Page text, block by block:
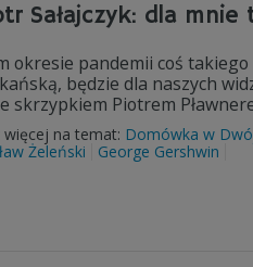
Sałajczyk: dla
okresie pandemii coś
będzie dla naszych
skrzypkiem Piotrem
więcej na temat: Domówka w
Żeleński
George Gershwin